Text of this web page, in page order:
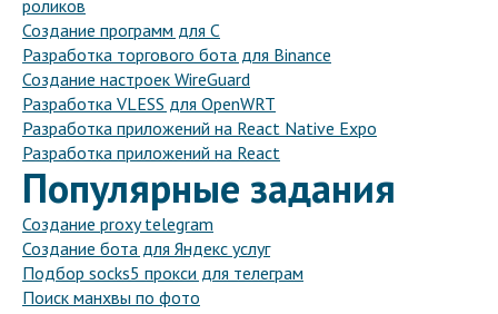
роликов
Создание программ для С
Разработка торгового бота для Binance
Создание настроек WireGuard
Разработка VLESS для OpenWRT
Разработка приложений на React Native Expo
Разработка приложений на React
Популярные задания
Создание proxy telegram
Создание бота для Яндекс услуг
Подбор socks5 прокси для телеграм
Поиск манхвы по фото